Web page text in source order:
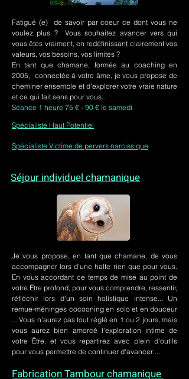
Fatigué (e) de savoir par coeur ce dont vous ne
voulez plus ? Vous souhaitez avancer vers qui
vous êtes vraiment, en redéfinissant clairement vos
valeurs, vos besoins, vos limites ?
En tant que chamane, formée au coaching en
2005, connectée à votre âme, je vous propose de
cheminer ensemble et d'explorer votre vraie nature
et ce qui fait sens pour vous..
Séance 1 heure 75 € - 90 € le samedi
Spécialiste Haut Potentiel
Spécialiste Victime de pervers narcissique
Séjour individuel chamanique
Je vous propose, en tant que chamane, de vous
accompagner lors d'une halte rien que pour vous.
En vous accordant ce temps de mise au point de
votre Être profond, pour vous comprendre, ressentir,
réfléchir lors d'un soin holistique intense... Un
remue-méninges cocooning en solo et en douceur
... Vous n'aurez pas tout réglé en 1 ou 2 jours, mais
vous aurez bien amorcé l'exploration intime de
votre Être, et vous repartirez avec plein d'outils
pour vous permettre de continuer d'avancer ...
Fabrication Tambour chamanique